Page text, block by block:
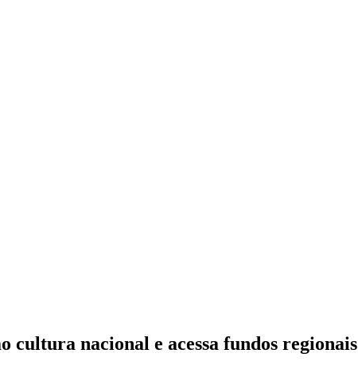
cultura nacional e acessa fundos regionais